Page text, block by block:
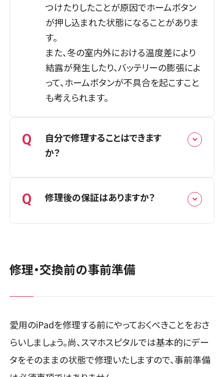
つけたりしたことが原因でホームボタン
が押し込まれた状態になることがありま
す。
また、冬の室内外における温度差により
結露が発生したり、バッテリーの膨張によ
って、ホームボタンが不具合を起こすこと
も考えられます。
Q
自分で修理することはできます
か？
A
ホームボタンを修理するには、画面パー
要があります。強引に画面パーツを剥が
い方は、ぜひスマホスピタルまでご相談く
Q 修理後の保証はありますか？
は何度でも無料で再修理を承ります。詳
修理・交換前の事前準備
愛用のiPadを修理する前にやっておくべきことをおさ
らいしましょう。尚、スマホスピタルでは基本的にデー
タをそのままの状態で修理いたしますので、事前準備